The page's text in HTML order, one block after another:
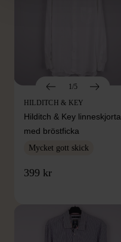
1/5
HILDITCH & KEY
Hilditch & Key linneskjorta
med bröstficka
Mycket gott skick
399 kr